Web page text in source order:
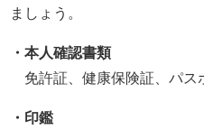
ましょう。
・本人確認書類
免許証、健康保険証、パス
・印鑑